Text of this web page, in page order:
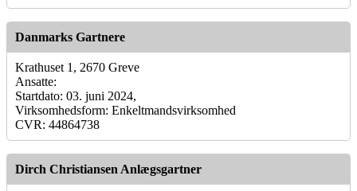
Danmarks Gartnere
Krathuset 1, 2670 Greve
Ansatte:
Startdato: 03. juni 2024,
Virksomhedsform: Enkeltmandsvirksomhed
CVR: 44864738
Dirch Christiansen Anlægsgartner